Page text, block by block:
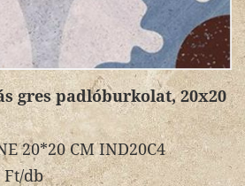
gres padlóburkolat, 20x20
20*20 CM IND20C4
Ft/db